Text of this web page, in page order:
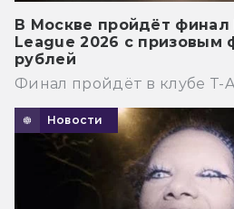
В Москве пройдёт финал
League 2026 с призовым
рублей
Финал пройдёт в клубе T-
Новости